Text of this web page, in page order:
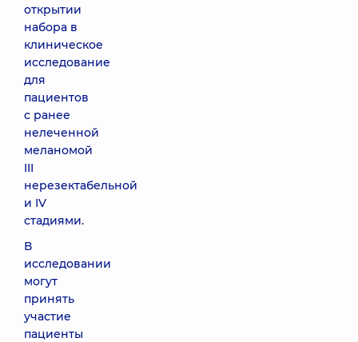
открытии
набора в
клиническое
исследование
для
пациентов
с ранее
нелеченной
меланомой
III
нерезектабельной
и IV
стадиями.
В
исследовании
могут
принять
участие
пациенты